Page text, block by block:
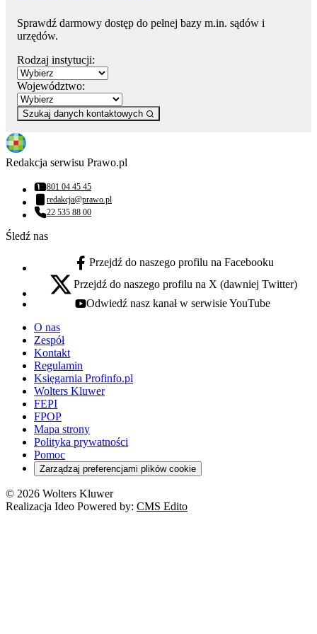
Sprawdź darmowy dostęp do pełnej bazy m.in. sądów i
urzędów.
Rodzaj instytucji:
Województwo:
Szukaj danych kontaktowych
Redakcja serwisu Prawo.pl
Numer telefonu:
801 04 45 45
Adres email:
redakcja@prawo.pl
Numer telefonu:
22 535 88 00
Śledź nas
facebook - otwiera się w nowej karcie
Przejdź do naszego profilu na Facebooku
x - otwiera się w nowej karcie
Przejdź do naszego profilu na X (dawniej Twitter)
youtube - otwiera się w nowej karcie
Odwiedź nasz kanał w serwisie YouTube
O nas
Zespół
Kontakt
Regulamin
Księgarnia Profinfo.pl
Wolters Kluwer
FEPI
FPOP
Mapa strony
Polityka prywatności
Pomoc
Zarządzaj preferencjami plików cookie
© 2026 Wolters Kluwer
Realizacja Ideo Powered by: CMS Edito